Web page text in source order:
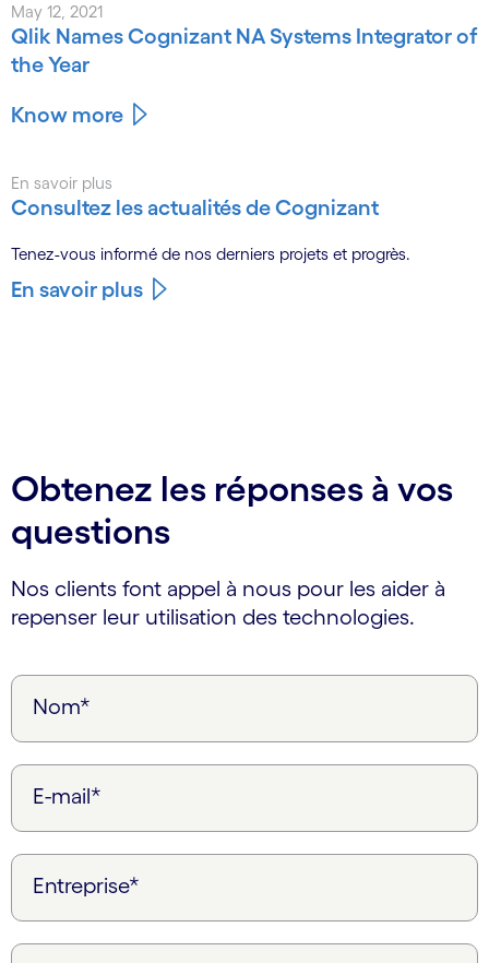
May 12, 2021
Qlik Names Cognizant NA Systems Integrator of
the Year
Know more
En savoir plus
Consultez les actualités de Cognizant
Tenez-vous informé de nos derniers projets et progrès.
En savoir plus
Obtenez les réponses à vos
questions
Nos clients font appel à nous pour les aider à
repenser leur utilisation des technologies.
Nom*
E-mail*
Entreprise*